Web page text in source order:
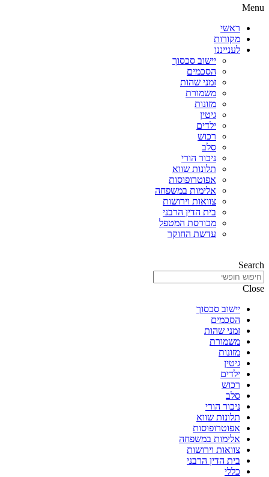
Menu
ראשי
מקורות
לענייננו
יישוב סכסוך
הסכמים
זמני שהות
משמורת
מזונות
גיטין
ילדים
רכוש
סלב
ניכור הורי
תלונות שווא
אפוטרופוסות
אלימות במשפחה
צוואות וירושות
בית הדין הרבני
מכורסת המטפל
עדשת החוקר
Search
Close
יישוב סכסוך
הסכמים
זמני שהות
משמורת
מזונות
גיטין
ילדים
רכוש
סלב
ניכור הורי
תלונות שווא
אפוטרופוסות
אלימות במשפחה
צוואות וירושות
בית הדין הרבני
כללי